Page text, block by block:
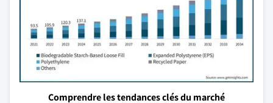
Comprendre les tendances clés du marché